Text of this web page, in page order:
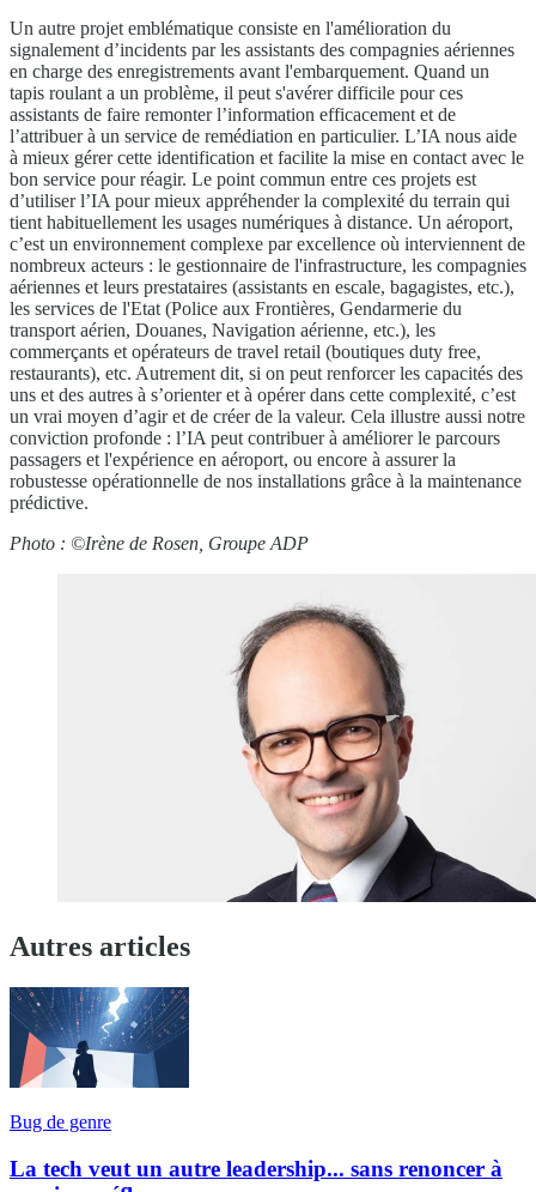
Un autre projet emblématique consiste en l'amélioration du
signalement d’incidents par les assistants des compagnies aériennes
en charge des enregistrements avant l'embarquement. Quand un
tapis roulant a un problème, il peut s'avérer difficile pour ces
assistants de faire remonter l’information efficacement et de
l’attribuer à un service de remédiation en particulier. L’IA nous aide
à mieux gérer cette identification et facilite la mise en contact avec le
bon service pour réagir. Le point commun entre ces projets est
d’utiliser l’IA pour mieux appréhender la complexité du terrain qui
tient habituellement les usages numériques à distance. Un aéroport,
c’est un environnement complexe par excellence où interviennent de
nombreux acteurs : le gestionnaire de l'infrastructure, les compagnies
aériennes et leurs prestataires (assistants en escale, bagagistes, etc.),
les services de l'Etat (Police aux Frontières, Gendarmerie du
transport aérien, Douanes, Navigation aérienne, etc.), les
commerçants et opérateurs de travel retail (boutiques duty free,
restaurants), etc. Autrement dit, si on peut renforcer les capacités des
uns et des autres à s’orienter et à opérer dans cette complexité, c’est
un vrai moyen d’agir et de créer de la valeur. Cela illustre aussi notre
conviction profonde : l’IA peut contribuer à améliorer le parcours
passagers et l'expérience en aéroport, ou encore à assurer la
robustesse opérationnelle de nos installations grâce à la maintenance
prédictive.
Photo : ©Irène de Rosen, Groupe ADP
Autres articles
Bug de genre
La tech veut un autre leadership... sans renoncer à